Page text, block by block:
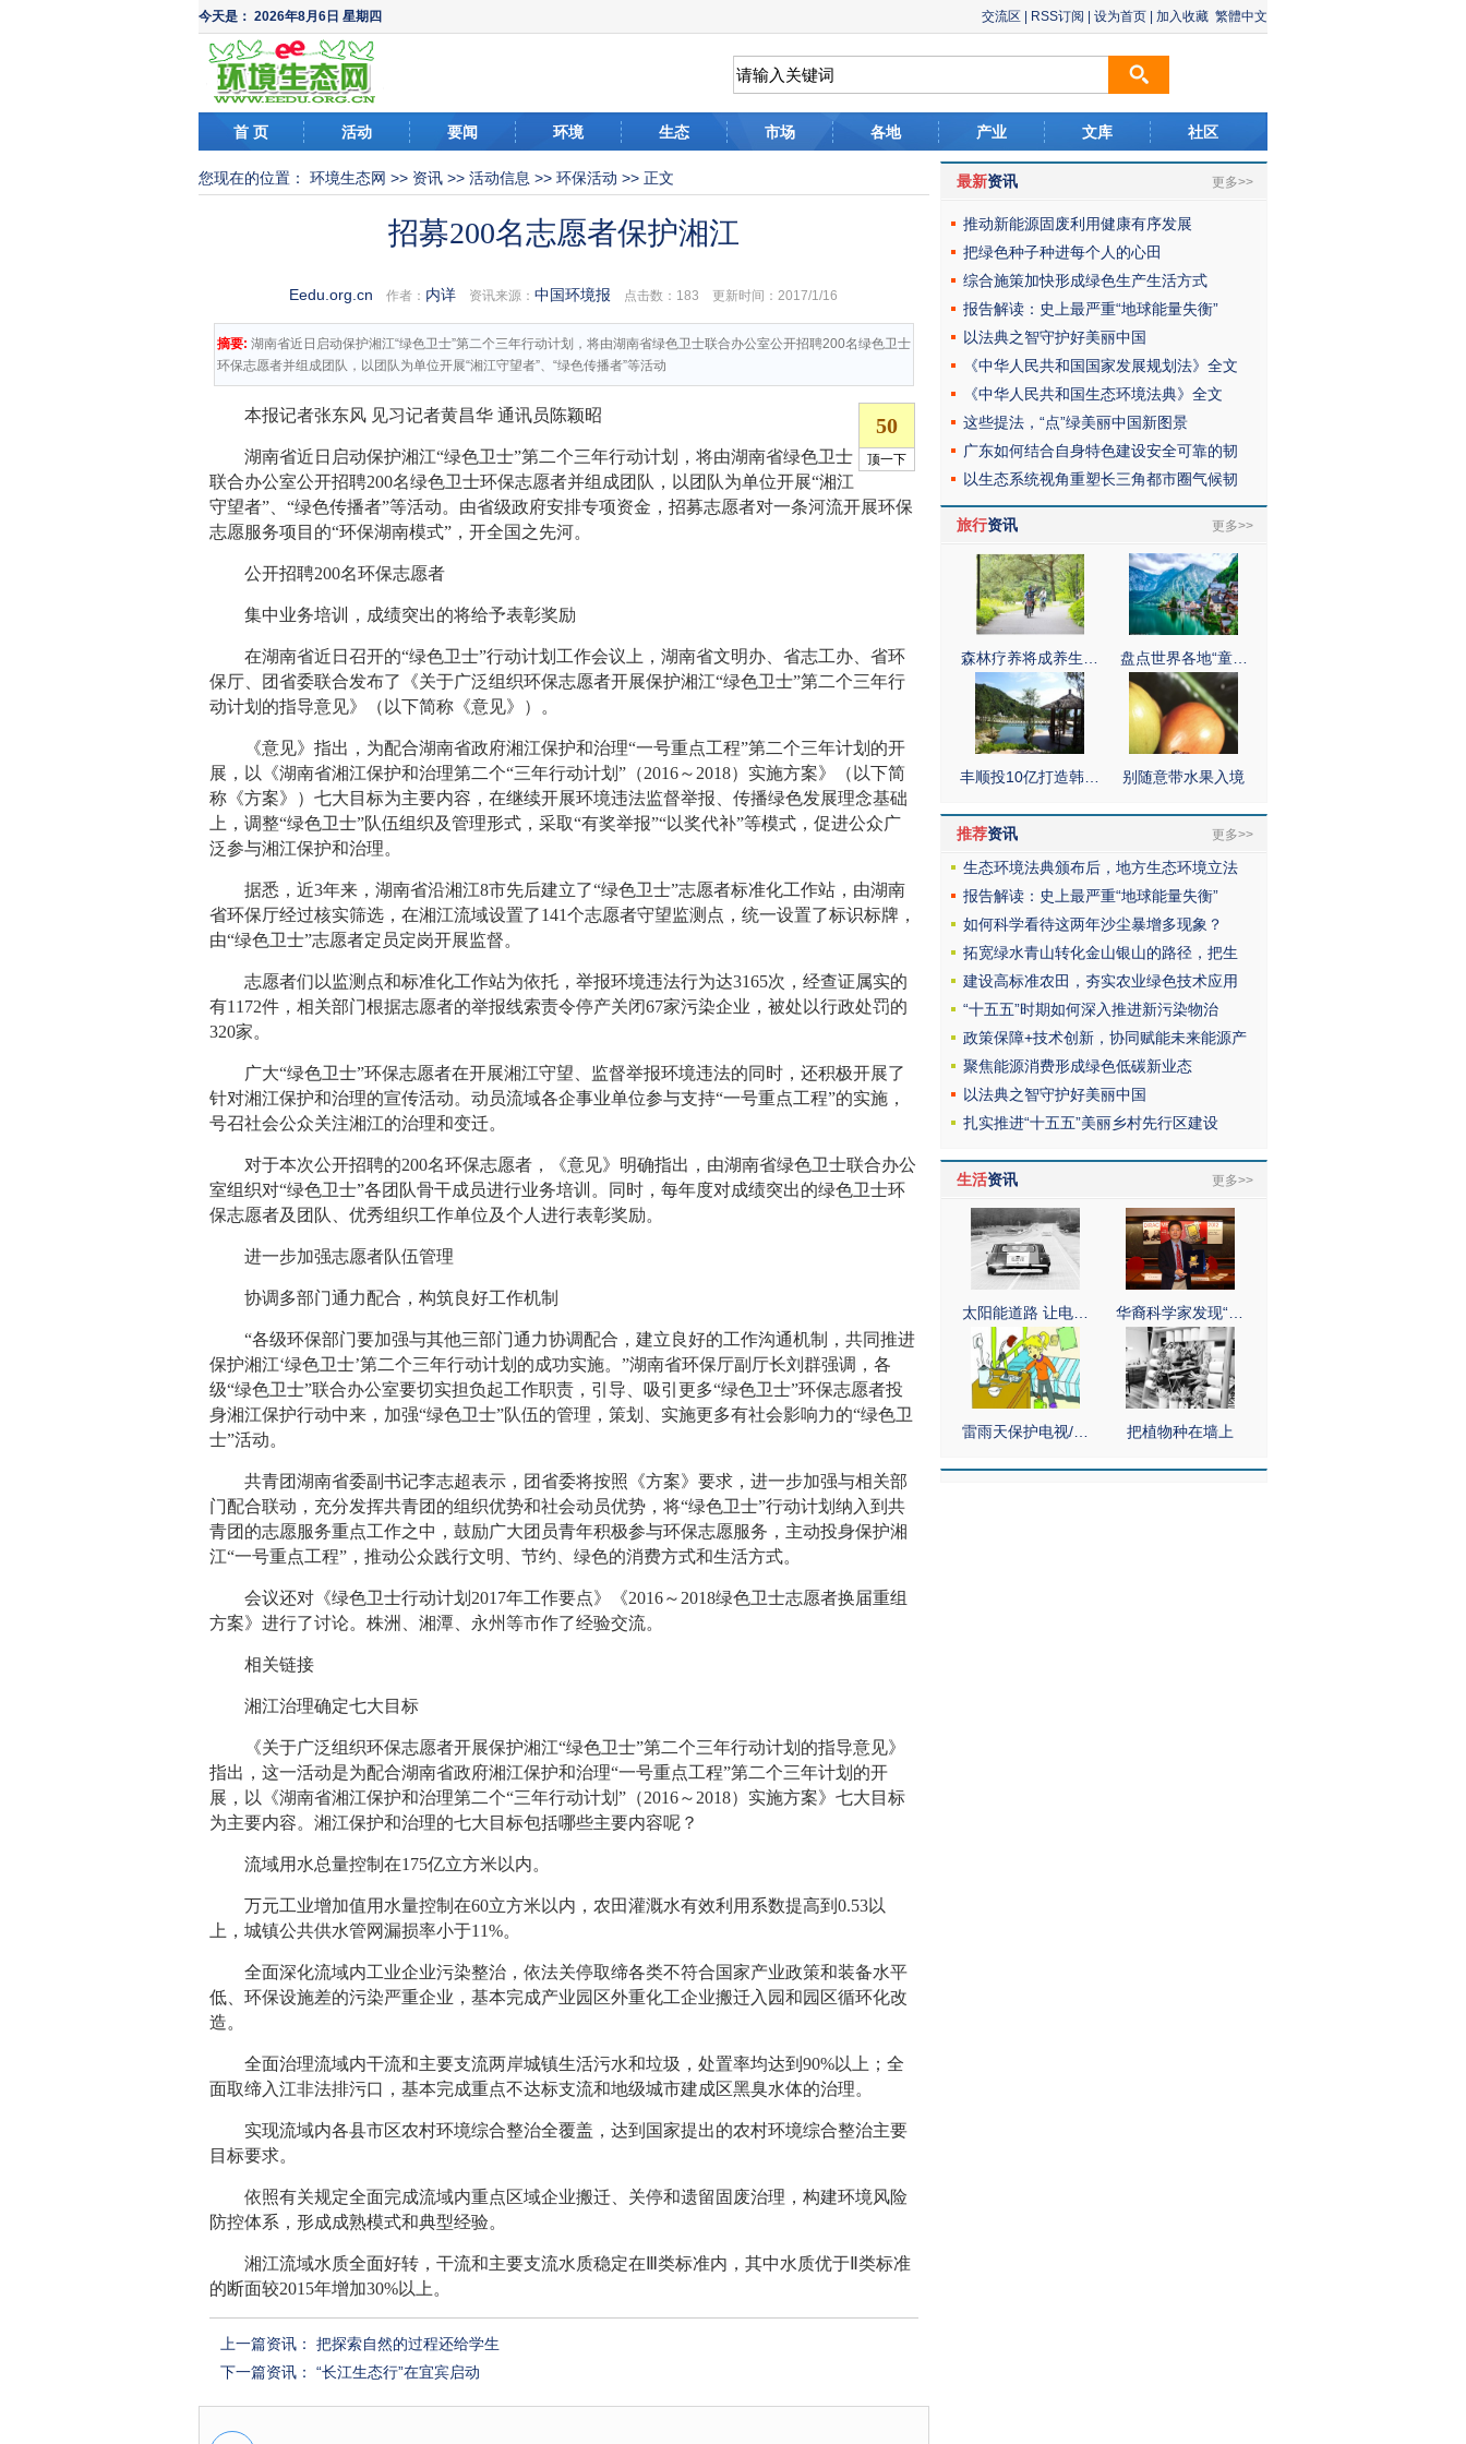
今天是： 2026年8月6日 星期四 交流区 RSS订阅 设为首页 加入收藏 繁體中文
首 页 活动 要闻 环境 生态 市场 各地 产业 文库 社区
您现在的位置： 环境生态网 >> 资讯 >> 活动信息 >> 环保活动 >> 正文
招募200名志愿者保护湘江
Eedu.org.cn 作者： 内详 资讯来源：中国环境报 点击数： 183 更新时间：2017/1/16
摘要: 湖南省近日启动保护湘江“绿色卫士”第二个三年行动计划，将由湖南省绿色卫士联合办公室公开招聘200名绿色卫士
环保志愿者并组成团队，以团队为单位开展“湘江守望者”、“绿色传播者”等活动
本报记者张东风 见习记者黄昌华 通讯员陈颖昭
湖南省近日启动保护湘江“绿色卫士”第二个三年行动计划，将由湖南省绿色卫士
联合办公室公开招聘200名绿色卫士环保志愿者并组成团队，以团队为单位开展“湘江
守望者”、“绿色传播者”等活动。由省级政府安排专项资金，招募志愿者对一条河流开展环保
志愿服务项目的“环保湖南模式”，开全国之先河。
公开招聘200名环保志愿者
集中业务培训，成绩突出的将给予表彰奖励
在湖南省近日召开的“绿色卫士”行动计划工作会议上，湖南省文明办、省志工办、省环
保厅、团省委联合发布了《关于广泛组织环保志愿者开展保护湘江“绿色卫士”第二个三年行
动计划的指导意见》（以下简称《意见》）。
《意见》指出，为配合湖南省政府湘江保护和治理“一号重点工程”第二个三年计划的开
展，以《湖南省湘江保护和治理第二个“三年行动计划”（2016～2018）实施方案》（以下简
称《方案》）七大目标为主要内容，在继续开展环境违法监督举报、传播绿色发展理念基础
上，调整“绿色卫士”队伍组织及管理形式，采取“有奖举报”“以奖代补”等模式，促进公众广
泛参与湘江保护和治理。
据悉，近3年来，湖南省沿湘江8市先后建立了“绿色卫士”志愿者标准化工作站，由湖南
省环保厅经过核实筛选，在湘江流域设置了141个志愿者守望监测点，统一设置了标识标牌，
由“绿色卫士”志愿者定员定岗开展监督。
志愿者们以监测点和标准化工作站为依托，举报环境违法行为达3165次，经查证属实的
有1172件，相关部门根据志愿者的举报线索责令停产关闭67家污染企业，被处以行政处罚的
320家。
广大“绿色卫士”环保志愿者在开展湘江守望、监督举报环境违法的同时，还积极开展了
针对湘江保护和治理的宣传活动。动员流域各企事业单位参与支持“一号重点工程”的实施，
号召社会公众关注湘江的治理和变迁。
对于本次公开招聘的200名环保志愿者，《意见》明确指出，由湖南省绿色卫士联合办公
室组织对“绿色卫士”各团队骨干成员进行业务培训。同时，每年度对成绩突出的绿色卫士环
保志愿者及团队、优秀组织工作单位及个人进行表彰奖励。
进一步加强志愿者队伍管理
协调多部门通力配合，构筑良好工作机制
“各级环保部门要加强与其他三部门通力协调配合，建立良好的工作沟通机制，共同推进
保护湘江‘绿色卫士’第二个三年行动计划的成功实施。”湖南省环保厅副厅长刘群强调，各
级“绿色卫士”联合办公室要切实担负起工作职责，引导、吸引更多“绿色卫士”环保志愿者投
身湘江保护行动中来，加强“绿色卫士”队伍的管理，策划、实施更多有社会影响力的“绿色卫
士”活动。
共青团湖南省委副书记李志超表示，团省委将按照《方案》要求，进一步加强与相关部
门配合联动，充分发挥共青团的组织优势和社会动员优势，将“绿色卫士”行动计划纳入到共
青团的志愿服务重点工作之中，鼓励广大团员青年积极参与环保志愿服务，主动投身保护湘
江“一号重点工程”，推动公众践行文明、节约、绿色的消费方式和生活方式。
会议还对《绿色卫士行动计划2017年工作要点》《2016～2018绿色卫士志愿者换届重组
方案》进行了讨论。株洲、湘潭、永州等市作了经验交流。
相关链接
湘江治理确定七大目标
《关于广泛组织环保志愿者开展保护湘江“绿色卫士”第二个三年行动计划的指导意见》
指出，这一活动是为配合湖南省政府湘江保护和治理“一号重点工程”第二个三年计划的开
展，以《湖南省湘江保护和治理第二个“三年行动计划”（2016～2018）实施方案》七大目标
为主要内容。湘江保护和治理的七大目标包括哪些主要内容呢？
流域用水总量控制在175亿立方米以内。
万元工业增加值用水量控制在60立方米以内，农田灌溉水有效利用系数提高到0.53以
上，城镇公共供水管网漏损率小于11%。
全面深化流域内工业企业污染整治，依法关停取缔各类不符合国家产业政策和装备水平
低、环保设施差的污染严重企业，基本完成产业园区外重化工企业搬迁入园和园区循环化改
造。
全面治理流域内干流和主要支流两岸城镇生活污水和垃圾，处置率均达到90%以上；全
面取缔入江非法排污口，基本完成重点不达标支流和地级城市建成区黑臭水体的治理。
实现流域内各县市区农村环境综合整治全覆盖，达到国家提出的农村环境综合整治主要
目标要求。
依照有关规定全面完成流域内重点区域企业搬迁、关停和遗留固废治理，构建环境风险
防控体系，形成成熟模式和典型经验。
湘江流域水质全面好转，干流和主要支流水质稳定在Ⅲ类标准内，其中水质优于Ⅱ类标准
的断面较2015年增加30%以上。
上一篇资讯：把探索自然的过程还给学生
下一篇资讯：“长江生态行”在宜宾启动
最新资讯 更多>>
推动新能源固废利用健康有序发展
把绿色种子种进每个人的心田
综合施策加快形成绿色生产生活方式
报告解读：史上最严重“地球能量失衡”
以法典之智守护好美丽中国
《中华人民共和国国家发展规划法》全文
《中华人民共和国生态环境法典》全文
这些提法，“点”绿美丽中国新图景
广东如何结合自身特色建设安全可靠的韧
以生态系统视角重塑长三角都市圈气候韧
旅行资讯 更多>>
森林疗养将成养生… 盘点世界各地“童…
丰顺投10亿打造韩… 别随意带水果入境
推荐资讯 更多>>
生态环境法典颁布后，地方生态环境立法
报告解读：史上最严重“地球能量失衡”
如何科学看待这两年沙尘暴增多现象？
拓宽绿水青山转化金山银山的路径，把生
建设高标准农田，夯实农业绿色技术应用
“十五五”时期如何深入推进新污染物治
政策保障+技术创新，协同赋能未来能源产
聚焦能源消费形成绿色低碳新业态
以法典之智守护好美丽中国
扎实推进“十五五”美丽乡村先行区建设
生活资讯 更多>>
太阳能道路 让电… 华裔科学家发现“…
雷雨天保护电视/… 把植物种在墙上